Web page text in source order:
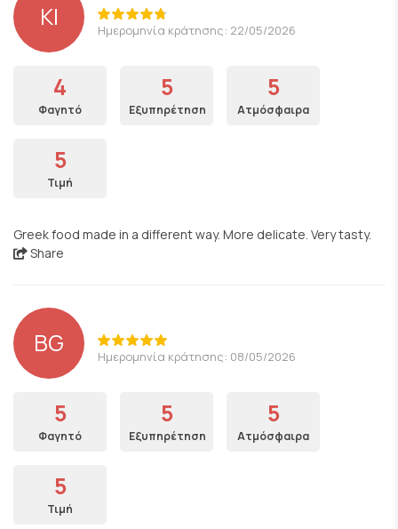
KI Ημερομηνία κράτησης: 22/05/2026
4
Φαγητό
5
Εξυπηρέτηση
5
Ατμόσφαιρα
5
Τιμή
Greek food made in a different way. More delicate. Very tasty.
Share
BG Ημερομηνία κράτησης: 08/05/2026
5
Φαγητό
5
Εξυπηρέτηση
5
Ατμόσφαιρα
5
Τιμή